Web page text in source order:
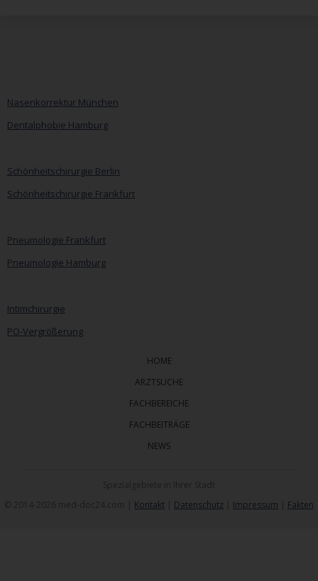
Nasenkorrektur München
Dentalphobie Hamburg
Schönheitschirurgie Berlin
Schönheitschirurgie Frankfurt
Pneumologie Frankfurt
Pneumologie Hamburg
Intimchirurgie
PO-Vergrößerung
HOME
ARZTSUCHE
FACHBEREICHE
FACHBEITRÄGE
NEWS
Kontakt Datenschutz Impressum Fakten